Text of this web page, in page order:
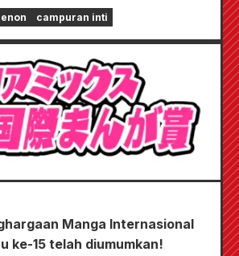
September 2026" akan
tanggal 24 Juli!!
campuran inti
Manga Internasional
ke-15 telah diumumkan!